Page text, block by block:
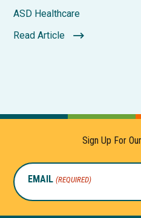
ASD Healthcare
Read Article
Sign Up For
EMAIL (REQUIRED)